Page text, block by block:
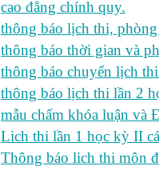
cao đẳng chính quy.
thông báo lịch thi,
thông báo thời gian và
thông báo chuyển lịch
thông báo lịch thi lần 2
mẫu chấm khóa luận và
Lich thi lần 1 học kỳ II
Thông báo lich thi môn